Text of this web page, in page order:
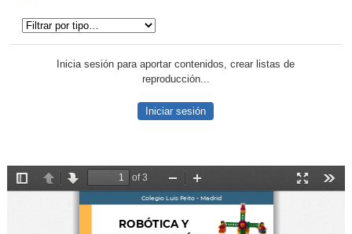
Inicia sesión para aportar contenidos, crear listas de
reproducción...
Iniciar sesión